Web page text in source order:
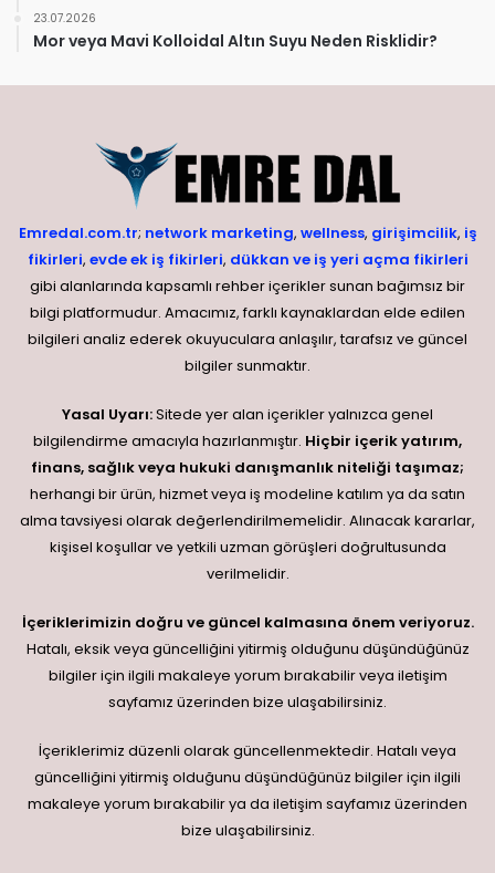
23.07.2026
Mor veya Mavi Kolloidal Altın Suyu Neden Risklidir?
Emredal.com.tr; network marketing, wellness, girişimcilik, iş
fikirleri, evde ek iş fikirleri, dükkan ve iş yeri açma fikirleri
gibi alanlarında kapsamlı rehber içerikler sunan bağımsız bir
bilgi platformudur. Amacımız, farklı kaynaklardan elde edilen
bilgileri analiz ederek okuyuculara anlaşılır, tarafsız ve güncel
bilgiler sunmaktır.
Yasal Uyarı:Sitede yer alan içerikler yalnızca genel
bilgilendirme amacıyla hazırlanmıştır. Hiçbir içerik yatırım,
finans, sağlık veya hukuki danışmanlık niteliği taşımaz;
herhangi bir ürün, hizmet veya iş modeline katılım ya da satın
alma tavsiyesi olarak değerlendirilmemelidir. Alınacak kararlar,
kişisel koşullar ve yetkili uzman görüşleri doğrultusunda
verilmelidir.
İçeriklerimizin doğru ve güncel kalmasına önem veriyoruz.
Hatalı, eksik veya güncelliğini yitirmiş olduğunu düşündüğünüz
bilgiler için ilgili makaleye yorum bırakabilir veya iletişim
sayfamız üzerinden bize ulaşabilirsiniz.
İçeriklerimiz düzenli olarak güncellenmektedir. Hatalı veya
güncelliğini yitirmiş olduğunu düşündüğünüz bilgiler için ilgili
makaleye yorum bırakabilir ya da iletişim sayfamız üzerinden
bize ulaşabilirsiniz.